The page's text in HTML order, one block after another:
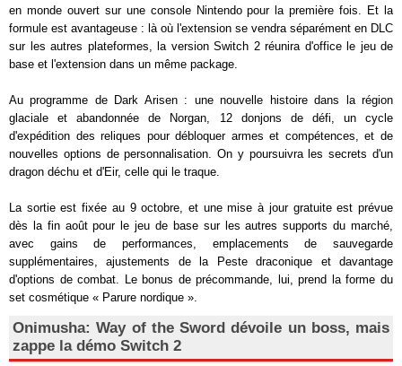
en monde ouvert sur une console Nintendo pour la première fois. Et la
formule est avantageuse : là où l'extension se vendra séparément en DLC
sur les autres plateformes, la version Switch 2 réunira d'office le jeu de
base et l'extension dans un même package.
Au programme de Dark Arisen : une nouvelle histoire dans la région
glaciale et abandonnée de Norgan, 12 donjons de défi, un cycle
d'expédition des reliques pour débloquer armes et compétences, et de
nouvelles options de personnalisation. On y poursuivra les secrets d'un
dragon déchu et d'Eir, celle qui le traque.
La sortie est fixée au 9 octobre, et une mise à jour gratuite est prévue
dès la fin août pour le jeu de base sur les autres supports du marché,
avec gains de performances, emplacements de sauvegarde
supplémentaires, ajustements de la Peste draconique et davantage
d'options de combat. Le bonus de précommande, lui, prend la forme du
set cosmétique « Parure nordique ».
Onimusha: Way of the Sword dévoile un boss, mais
zappe la démo Switch 2